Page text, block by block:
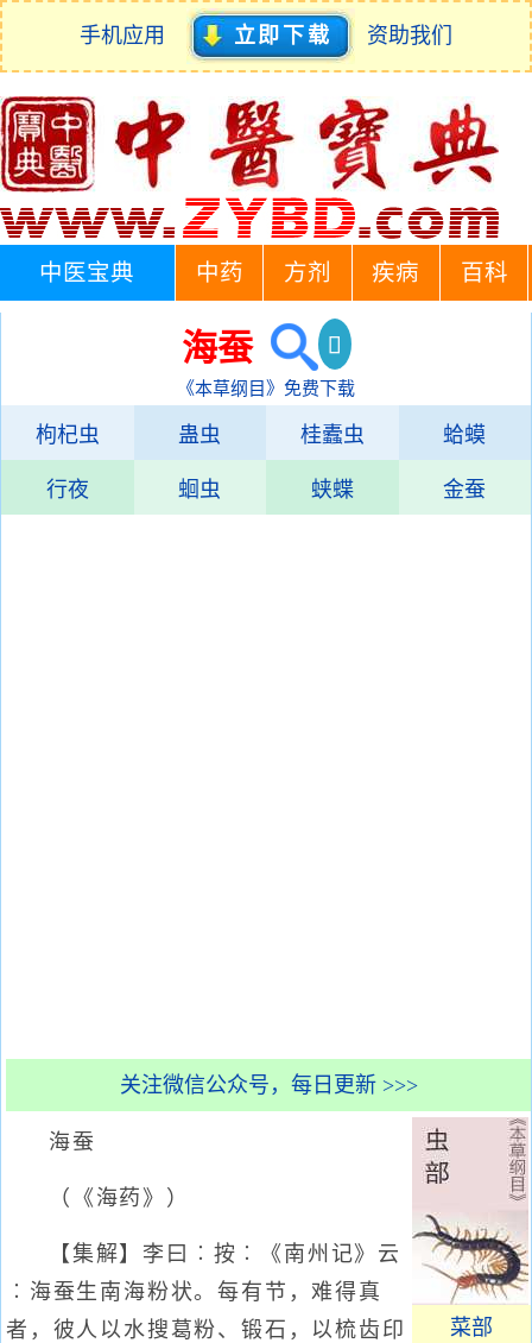
手机应用 立即下载 资助我们
中医宝典 中药 方剂 疾病 百科
海蚕
《本草纲目》免费下载
枸杞虫 蛊虫 桂蠹虫 蛤蟆
行夜 蛔虫 蛱蝶 金蚕
关注微信公众号，每日更新 >>>
菜部
海蚕
（《海药》）
【集解】李曰︰按︰《南州记》云
︰海蚕生南海粉状。每有节，难得真
者，彼人以水搜葛粉、锻石，以梳齿印